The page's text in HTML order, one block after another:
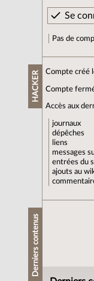
Pas de
HACKER Compte
Compte
Accès aux
journaux
dépêches
liens
messages
entrées du
ajouts au
Derniers contenus